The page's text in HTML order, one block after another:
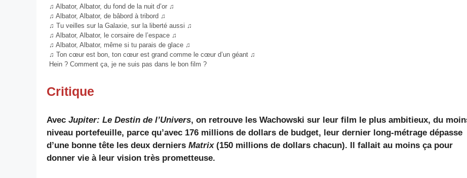
♫ Albator, Albator, du fond de la nuit d’or ♫
♫ Albator, Albator, de bâbord à tribord ♫
♫ Tu veilles sur la Galaxie, sur la liberté aussi ♫
♫ Albator, Albator, le corsaire de l’espace ♫
♫ Albator, Albator, même si tu parais de glace ♫
♫ Ton cœur est bon, ton cœur est grand comme le cœur d’un géant ♫
Hein ? Comment ça, je ne suis pas dans le bon film ?
Critique
Avec Jupiter: Le Destin de l’Univers, on retrouve les Wachowski sur leur film le plus ambitieux, du
niveau portefeuille, parce qu’avec 176 millions de dollars de budget, leur dernier long-métrage dépasse
d’une bonne tête les deux derniers Matrix(150 millions de dollars chacun). Il fallait au moins ça pour
donner vie à leur vision très prometteuse.